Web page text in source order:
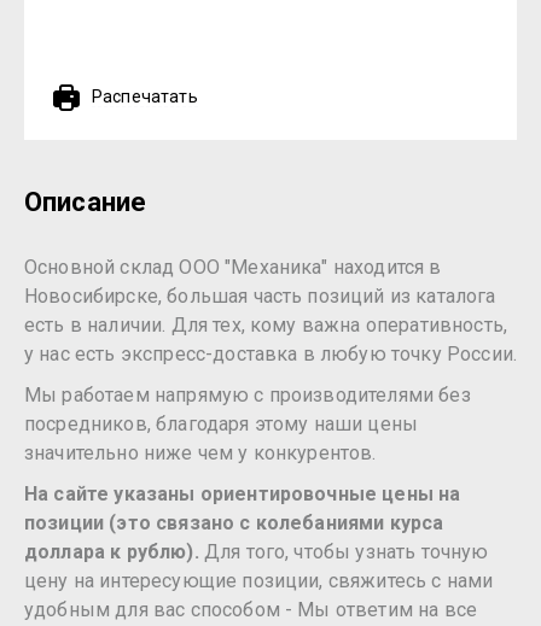
Распечатать
Описание
Основной склад ООО "Механика" находится в
Новосибирске, большая часть позиций из каталога
есть в наличии. Для тех, кому важна оперативность,
у нас есть экспресс-доставка в любую точку России.
Мы работаем напрямую с производителями без
посредников, благодаря этому наши цены
значительно ниже чем у конкурентов.
На сайте указаны ориентировочные цены на
позиции (это связано с колебаниями курса
доллара к рублю). Для того, чтобы узнать точную
цену на интересующие позиции, свяжитесь с нами
удобным для вас способом - Мы ответим на все